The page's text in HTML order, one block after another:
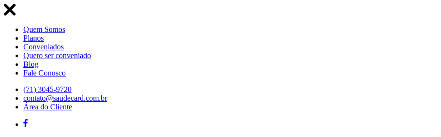
Quem Somos
Planos
Conveniados
Quero ser conveniado
Blog
Fale Conosco
(71) 3045-9720
contato@saudecard.com.br
Área do Cliente